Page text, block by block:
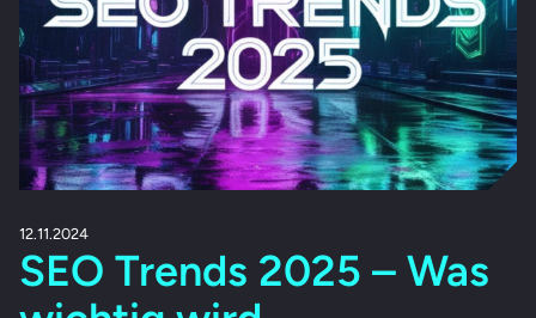
12.11.2024
SEO Trends 2025 – Was